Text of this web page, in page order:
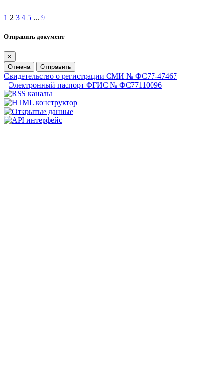
1 2 3 4 5 ... 9
Отправить документ
×
Отмена
Отправить
Свидетельство о регистрации СМИ № ФС77-47467
Электронный паспорт ФГИС № ФС77110096